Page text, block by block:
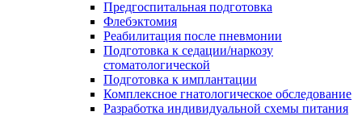
Предгоспитальная подготовка
Флебэктомия
Реабилитация после пневмонии
Подготовка к седации/наркозу
стоматологической
Подготовка к имплантации
Комплексное гнатологическое обследование
Разработка индивидуальной схемы питания